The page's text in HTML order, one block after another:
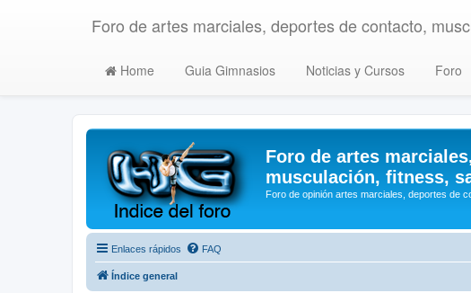
Foro de artes marciales, deportes de contacto,
Home Guia Gimnasios Noticias y Cursos Foro
Foro de artes
musculación, fitness,
Foro de opinión artes marciales, deportes de
Enlaces rápidos FAQ
Índice general